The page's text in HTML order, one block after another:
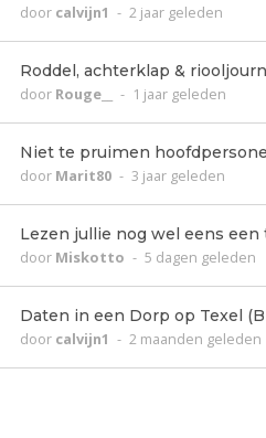
door calvijn1 - 2 jaar geleden
Roddel, achterklap &
door Rouge__ - 1 jaar geleden
Niet te pruimen
door Marit80 - 3 jaar geleden
Lezen jullie nog wel eens
door Miskotto - 5 dagen geleden
Daten in een Dorp op Texel
door calvijn1 - 2 maanden geleden